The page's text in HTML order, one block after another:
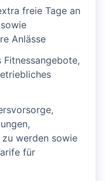
freie Tage an
Anlässe
Fitnessangebote,
werden sowie
für